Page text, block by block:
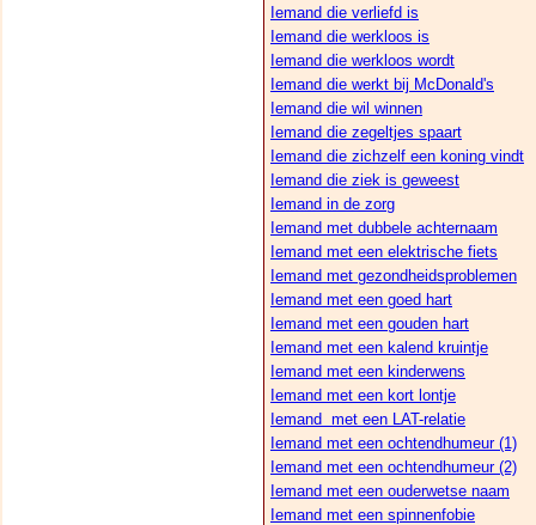
Iemand die verliefd is
Iemand die werkloos is
Iemand die werkloos wordt
Iemand die werkt bij McDonald's
Iemand die wil winnen
Iemand die zegeltjes spaart
Iemand die zichzelf een koning vindt
Iemand die ziek is geweest
Iemand in de zorg
Iemand met dubbele achternaam
Iemand met een elektrische fiets
Iemand met gezondheidsproblemen
Iemand met een goed hart
Iemand met een gouden hart
Iemand met een kalend kruintje
Iemand met een kinderwens
Iemand met een kort lontje
Iemand met een LAT-relatie
Iemand met een ochtendhumeur (1)
Iemand met een ochtendhumeur (2)
Iemand met een ouderwetse naam
Iemand met een spinnenfobie